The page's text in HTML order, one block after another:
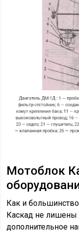
Мотоблок
Как и
Каскад не лишены
дополнительное